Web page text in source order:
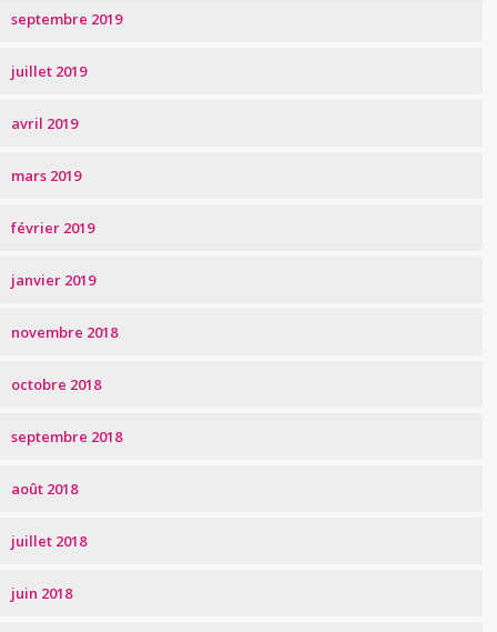
septembre 2019
juillet 2019
avril 2019
mars 2019
février 2019
janvier 2019
novembre 2018
octobre 2018
septembre 2018
août 2018
juillet 2018
juin 2018